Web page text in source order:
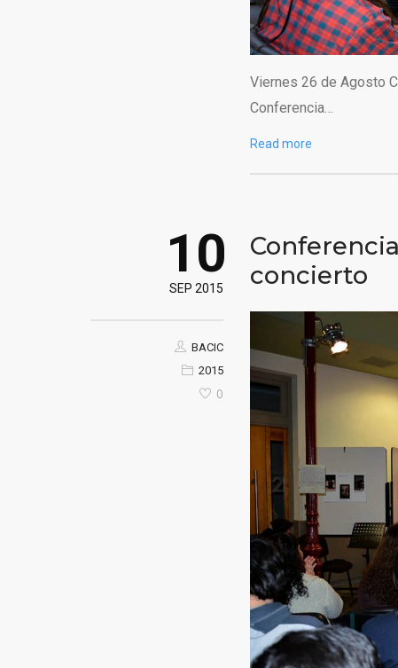
Viernes 26 de Agosto
Conferencia…
Read more
10
SEP 2015
BACIC
2015
0
concierto